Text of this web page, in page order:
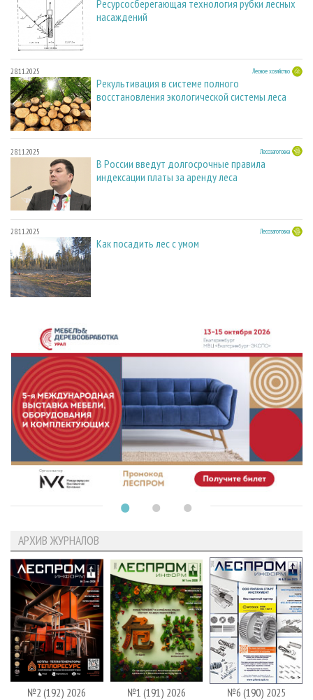
Ресурсосберегающая технология рубки лесных
насаждений
28.11.2025 Лесное хозяйство
Рекультивация в системе полного
восстановления экологической системы леса
28.11.2025 Лесозаготовка
В России введут долгосрочные правила
индексации платы за аренду леса
28.11.2025 Лесозаготовка
Как посадить лес с умом
АРХИВ ЖУРНАЛОВ
№2 (192) 2026 №1 (191) 2026 №6 (190) 2025